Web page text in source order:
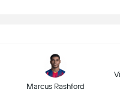
Marcus Rashford